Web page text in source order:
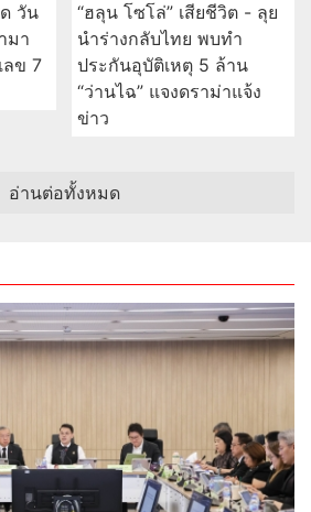
วัน
มา
ลข 7
“ฮลุน โซโล่” เสียชีวิต - ลุย
นำร่างกลับไทย พบทำ
ประกันอุบัติเหตุ 5 ล้าน
“ว่านไฉ” แจงดราม่าแจ้ง
ข่าว
อ่านต่อทั้งหมด